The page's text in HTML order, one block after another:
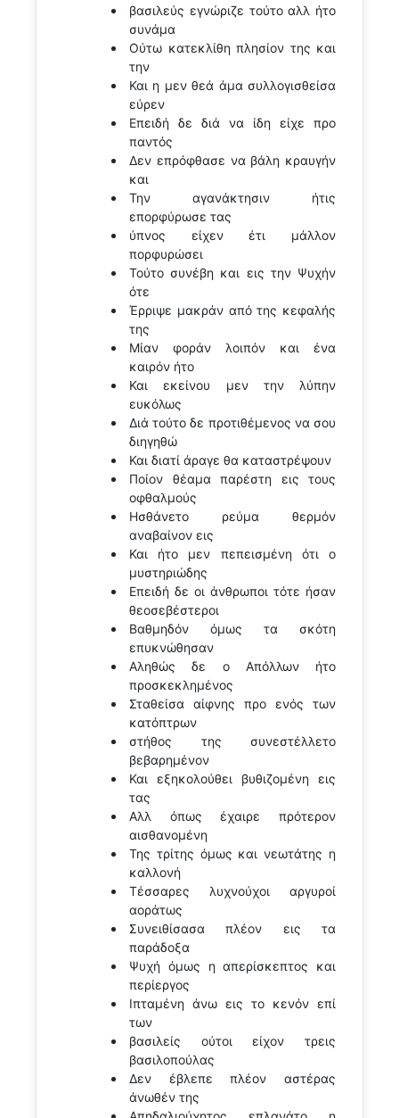
βασιλεύς εγνώριζε τούτο αλλ ήτο
συνάμα
Ούτω κατεκλίθη πλησίον της και
την
Και η μεν θεά άμα συλλογισθείσα
εύρεν
Επειδή δε διά να ίδη είχε προ
παντός
Δεν επρόφθασε να βάλη κραυγήν
και
Την αγανάκτησιν ήτις
επορφύρωσε τας
ύπνος είχεν έτι μάλλον
πορφυρώσει
Τούτο συνέβη και εις την Ψυχήν
ότε
Έρριψε μακράν από της κεφαλής
της
Μίαν φοράν λοιπόν και ένα
καιρόν ήτο
Και εκείνου μεν την λύπην
ευκόλως
Διά τούτο δε προτιθέμενος να σου
διηγηθώ
Και διατί άραγε θα καταστρέψουν
Ποίον θέαμα παρέστη εις τους
οφθαλμούς
Ησθάνετο ρεύμα θερμόν
αναβαίνον εις
Και ήτο μεν πεπεισμένη ότι ο
μυστηριώδης
Επειδή δε οι άνθρωποι τότε ήσαν
θεοσεβέστεροι
Βαθμηδόν όμως τα σκότη
επυκνώθησαν
Αληθώς δε ο Απόλλων ήτο
προσκεκλημένος
Σταθείσα αίφνης προ ενός των
κατόπτρων
στήθος της συνεστέλλετο
βεβαρημένον
Και εξηκολούθει βυθιζομένη εις
τας
Αλλ όπως έχαιρε πρότερον
αισθανομένη
Της τρίτης όμως και νεωτάτης η
καλλονή
Τέσσαρες λυχνούχοι αργυροί
αοράτως
Συνειθίσασα πλέον εις τα
παράδοξα
Ψυχή όμως η απερίσκεπτος και
περίεργος
Ιπταμένη άνω εις το κενόν επί
των
βασιλείς ούτοι είχον τρεις
βασιλοπούλας
Δεν έβλεπε πλέον αστέρας
άνωθέν της